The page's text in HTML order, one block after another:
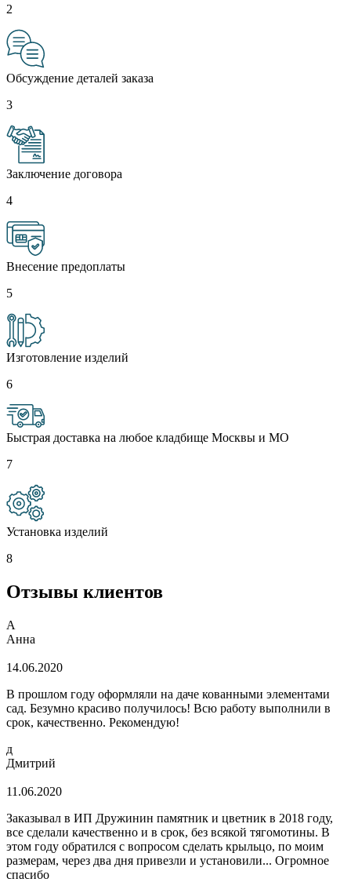
2
Обсуждение деталей заказа
3
Заключение договора
4
Внесение предоплаты
5
Изготовление изделий
6
Быстрая доставка на любое кладбище Москвы и МО
7
Установка изделий
8
Отзывы клиентов
А
Анна
14.06.2020
В прошлом году оформляли на даче кованными элементами
сад. Безумно красиво получилось! Всю работу выполнили в
срок, качественно. Рекомендую!
д
Дмитрий
11.06.2020
Заказывал в ИП Дружинин памятник и цветник в 2018 году,
все сделали качественно и в срок, без всякой тягомотины. В
этом году обратился с вопросом сделать крыльцо, по моим
размерам, через два дня привезли и установили... Огромное
спасибо